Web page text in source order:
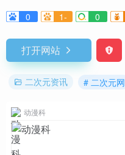
0
1- 0
打开网站
二次元资讯 # 二次元网
动漫科